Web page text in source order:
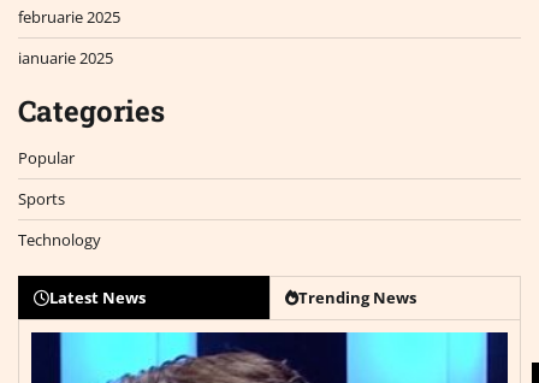
februarie 2025
ianuarie 2025
Categories
Popular
Sports
Technology
Latest News Trending News